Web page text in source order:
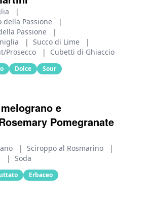
|
della Passione
|
Passione
|
| Succo di Lime
|
Prosecco
| Cubetti di Ghiaccio
Dolce Sour
e
Pomegranate
| Sciroppo al Rosmarino
|
| Soda
Erbaceo